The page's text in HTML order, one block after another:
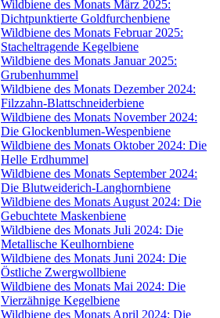
Wildbiene des Monats März 2025:
Dichtpunktierte Goldfurchenbiene
Wildbiene des Monats Februar 2025:
Stacheltragende Kegelbiene
Wildbiene des Monats Januar 2025:
Grubenhummel
Wildbiene des Monats Dezember 2024:
Filzzahn-Blattschneiderbiene
Wildbiene des Monats November 2024:
Die Glockenblumen-Wespenbiene
Wildbiene des Monats Oktober 2024: Die
Helle Erdhummel
Wildbiene des Monats September 2024:
Die Blutweiderich-Langhornbiene
Wildbiene des Monats August 2024: Die
Gebuchtete Maskenbiene
Wildbiene des Monats Juli 2024: Die
Metallische Keulhornbiene
Wildbiene des Monats Juni 2024: Die
Östliche Zwergwollbiene
Wildbiene des Monats Mai 2024: Die
Vierzähnige Kegelbiene
Wildbiene des Monats April 2024: Die